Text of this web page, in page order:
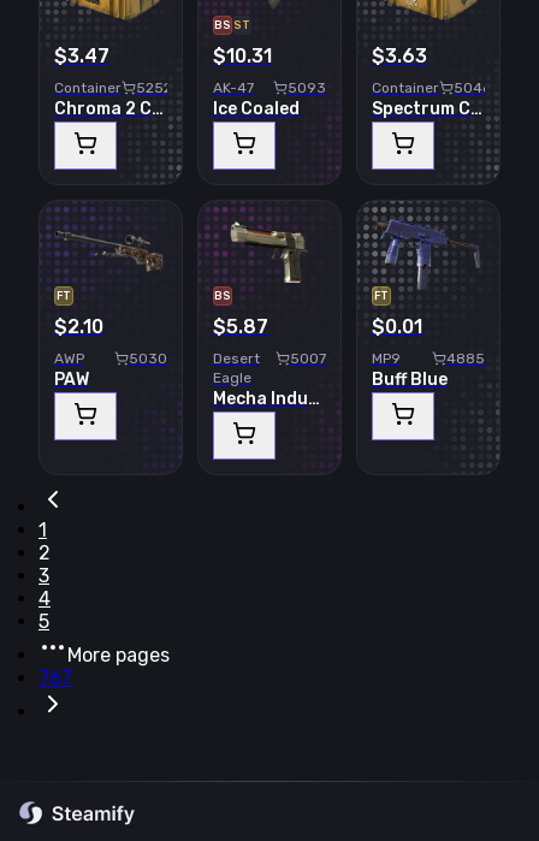
$3.47
Container 5252
Chroma 2 Case
BS ST
$10.31
AK-47 5093
Ice Coaled
$3.63
Container 5046
Spectrum Case
FT
$2.10
AWP 5030
PAW
BS
$5.87
Desert
Eagle
5007
Mecha Industries
FT
$0.01
MP9 4885
Buff Blue
1
2
3
4
5
More pages
767